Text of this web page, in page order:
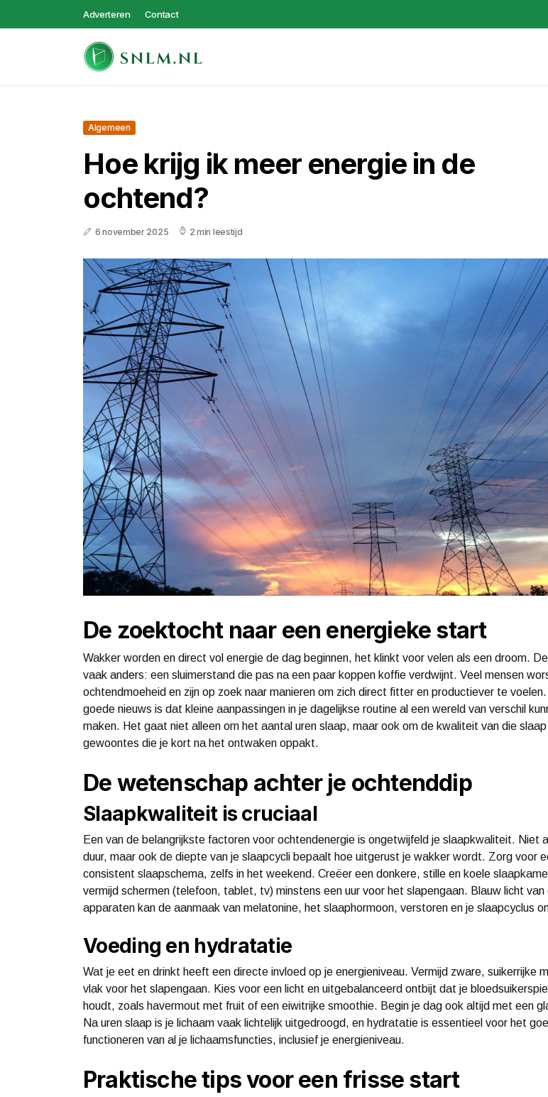
Adverteren Contact
Algemeen
Hoe krijg ik meer energie in de
ochtend?
6 november 2025 2 min leestijd
De zoektocht naar een energieke start
Wakker worden en direct vol energie de dag beginnen, het klinkt voor velen als een droom.
vaak anders: een sluimerstand die pas na een paar koppen koffie verdwijnt. Veel mensen
ochtendmoeheid en zijn op zoek naar manieren om zich direct fitter en productiever te
goede nieuws is dat kleine aanpassingen in je dagelijkse routine al een wereld van verschil
maken. Het gaat niet alleen om het aantal uren slaap, maar ook om de kwaliteit van die
gewoontes die je kort na het ontwaken oppakt.
De wetenschap achter je ochtenddip
Slaapkwaliteit is cruciaal
Een van de belangrijkste factoren voor ochtendenergie is ongetwijfeld je slaapkwaliteit. Niet
duur, maar ook de diepte van je slaapcycli bepaalt hoe uitgerust je wakker wordt. Zorg voor
consistent slaapschema, zelfs in het weekend. Creëer een donkere, stille en koele
vermijd schermen (telefoon, tablet, tv) minstens een uur voor het slapengaan. Blauw licht van
apparaten kan de aanmaak van melatonine, het slaaphormoon, verstoren en je slaapcyclus
Voeding en hydratatie
Wat je eet en drinkt heeft een directe invloed op je energieniveau. Vermijd zware, suikerrijke
vlak voor het slapengaan. Kies voor een licht en uitgebalanceerd ontbijt dat je
houdt, zoals havermout met fruit of een eiwitrijke smoothie. Begin je dag ook altijd met een
Na uren slaap is je lichaam vaak lichtelijk uitgedroogd, en hydratatie is essentieel voor het
functioneren van al je lichaamsfuncties, inclusief je energieniveau.
Praktische tips voor een frisse start